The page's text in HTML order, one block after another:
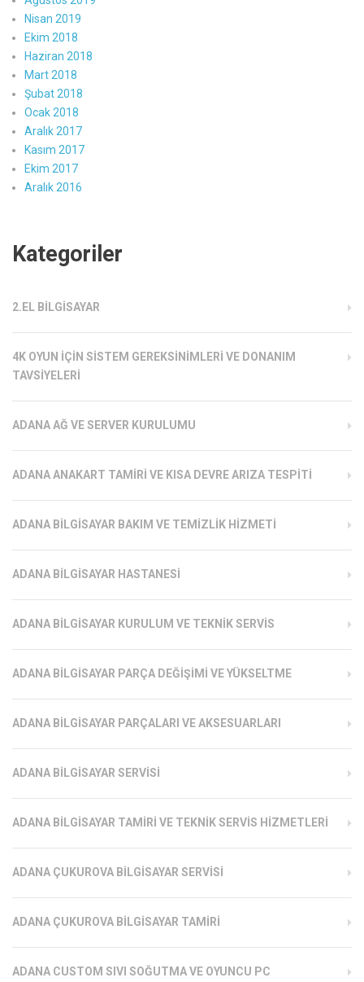
Nisan 2019
Ekim 2018
Haziran 2018
Mart 2018
Şubat 2018
Ocak 2018
Aralık 2017
Kasım 2017
Ekim 2017
Aralık 2016
Kategoriler
2.EL BILGISAYAR
4K OYUN İÇIN SISTEM GEREKSINIMLERI VE DONANIM
TAVSIYELERI
ADANA AĞ VE SERVER KURULUMU
ADANA ANAKART TAMIRI VE KISA DEVRE ARIZA TESPITI
ADANA BILGISAYAR BAKIM VE TEMIZLIK HIZMETI
ADANA BILGISAYAR HASTANESI
ADANA BILGISAYAR KURULUM VE TEKNIK SERVIS
ADANA BILGISAYAR PARÇA DEĞIŞIMI VE YÜKSELTME
ADANA BILGISAYAR PARÇALARI VE AKSESUARLARI
ADANA BILGISAYAR SERVISI
ADANA BILGISAYAR TAMIRI VE TEKNIK SERVIS HIZMETLERI
ADANA ÇUKUROVA BILGISAYAR SERVISI
ADANA ÇUKUROVA BILGISAYAR TAMIRI
ADANA CUSTOM SIVI SOĞUTMA VE OYUNCU PC